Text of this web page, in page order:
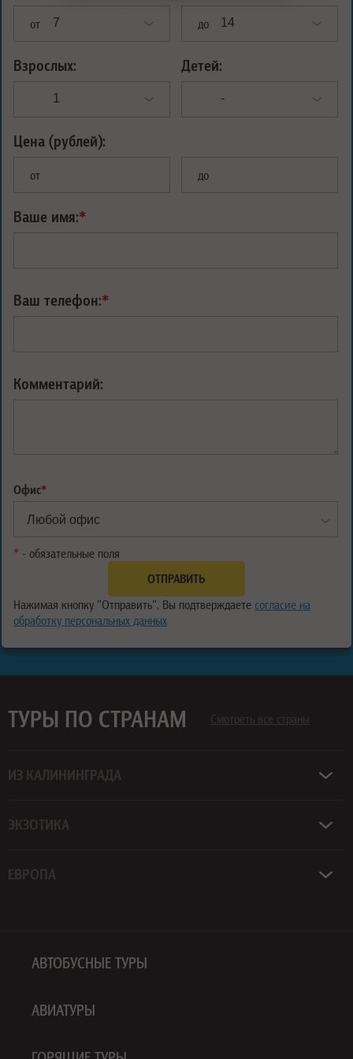
от до
Взрослых: Детей:
Цена (рублей):
от до
Ваше имя:*
Ваш телефон:*
Комментарий:
Офис*
* - обязательные поля
Нажимая кнопку "Отправить", Вы подтверждаете согласие на
обработку персональных данных
ТУРЫ ПО СТРАНАМ Смотреть все страны
ИЗ КАЛИНИНГРАДА
ЭКЗОТИКА
ЕВРОПА
АВТОБУСНЫЕ ТУРЫ
АВИАТУРЫ